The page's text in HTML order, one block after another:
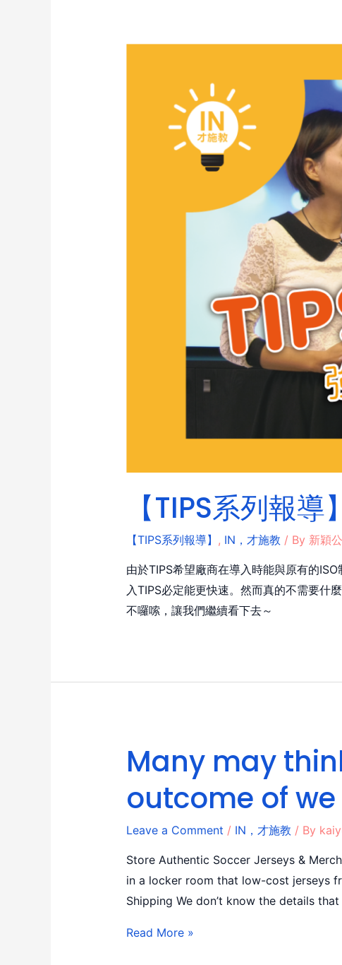
【TIPS系列報
【TIPS系列報導】 , IN，才施教 / By 新穎
由於TIPS希望廠商在導入時能與原有的
入TIPS必定能更快速。然而真的不需要什
不囉嗦，讓我們繼續看下去～
Many may
outcome of we
Leave a Comment / IN，才施教 / By
Store Authentic Soccer Jerseys &
in a locker room that low-cost jerseys
Shipping We don’t know the details
Read More »